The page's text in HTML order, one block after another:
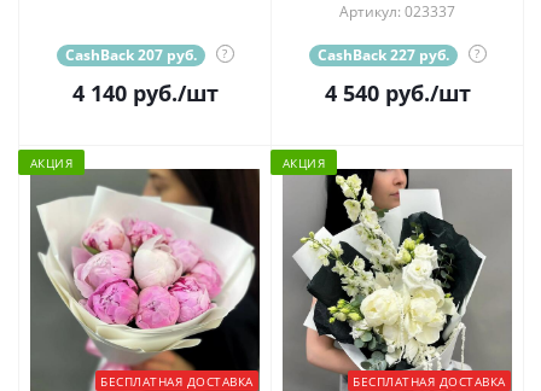
CashBack 207 руб. ?
4 140руб./шт
Артикул: 023337
CashBack 227 руб. ?
4 540руб./шт
АКЦИЯ
БЕСПЛАТНАЯ ДОСТАВКА
АКЦИЯ
БЕСПЛАТНАЯ ДОСТАВКА